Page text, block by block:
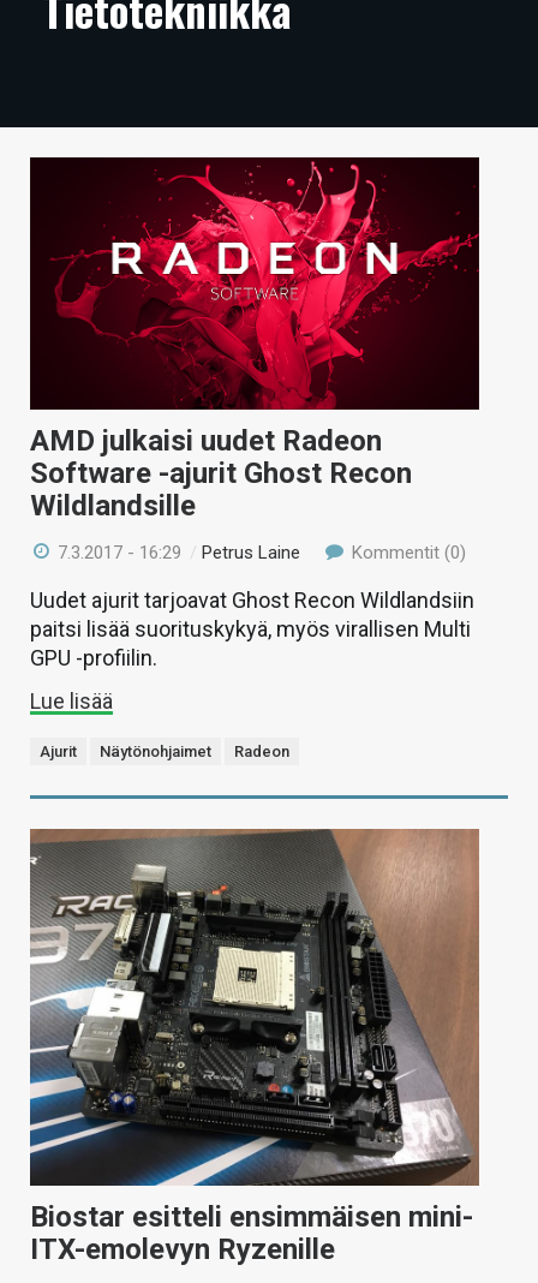
ARTIKKELIT
TECHBBS
KAUPPA
VAIHDA TEEMA
HAKU
AMD julkaisi uudet Radeon
Software -ajurit Ghost Recon
Wildlandsille
7.3.2017 - 16:29 /Petrus Laine Kommentit (0)
Uudet ajurit tarjoavat Ghost Recon Wildlandsiin
paitsi lisää suorituskykyä, myös virallisen Multi
GPU -profiilin.
Lue lisää
Ajurit Näytönohjaimet Radeon
Biostar esitteli ensimmäisen mini-
ITX-emolevyn Ryzenille